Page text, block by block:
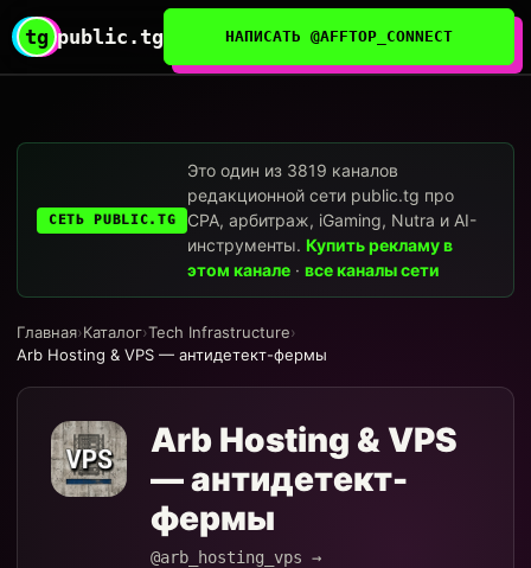
tg public.tg НАПИСАТЬ @AFFTOP_CONNECT
СЕТЬ PUBLIC.TG
Это один из 3819 каналов
редакционной сети public.tg про
CPA, арбитраж, iGaming, Nutra и AI-
инструменты.Купить рекламу в
этом канале ·все каналы сети
Главная›Каталог›Tech Infrastructure›
Arb Hosting & VPS — антидетект-фермы
Arb Hosting & VPS
— антидетект-
фермы
@arb_hosting_vps →